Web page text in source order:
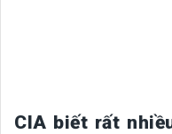
CIA biết rất